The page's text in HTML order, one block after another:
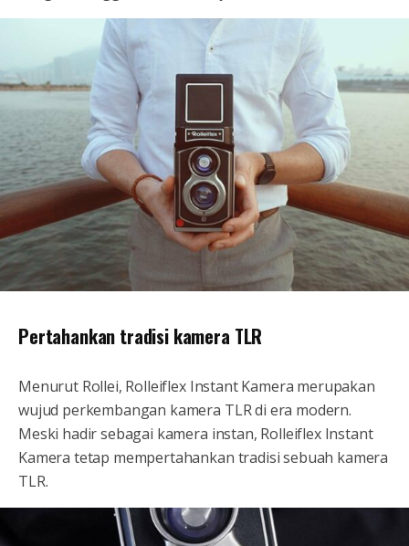
Pertahankan tradisi kamera TLR
Menurut Rollei, Rolleiflex Instant Kamera merupakan
wujud perkembangan kamera TLR di era modern.
Meski hadir sebagai kamera instan, Rolleiflex Instant
Kamera tetap mempertahankan tradisi sebuah kamera
TLR.